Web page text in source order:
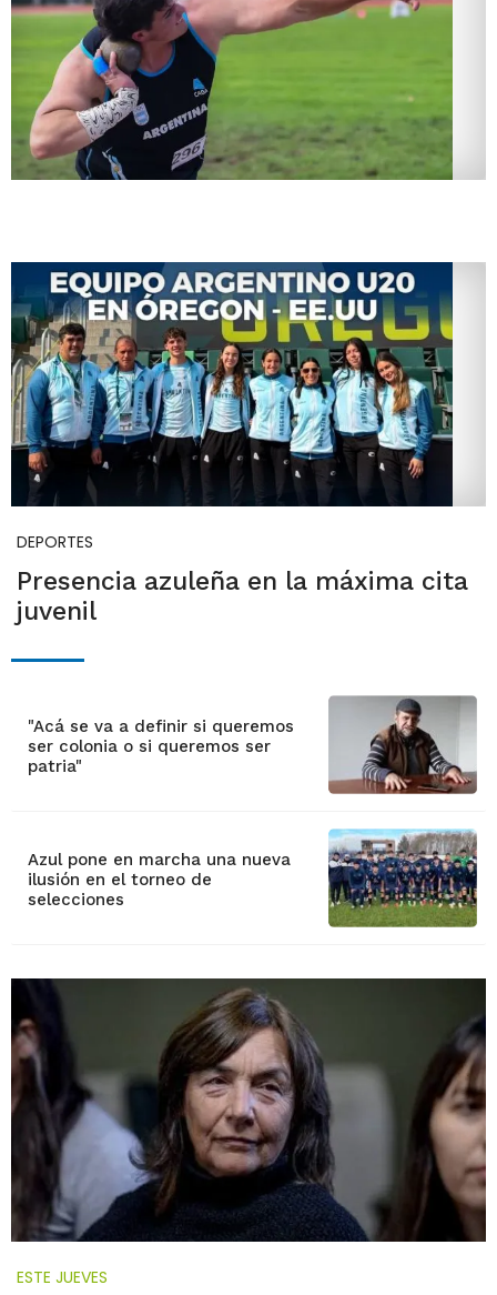
DEPORTES
Presencia azuleña en la máxima cita
juvenil
"Acá se va a definir si queremos
ser colonia o si queremos ser
patria"
Azul pone en marcha una nueva
ilusión en el torneo de
selecciones
ESTE JUEVES